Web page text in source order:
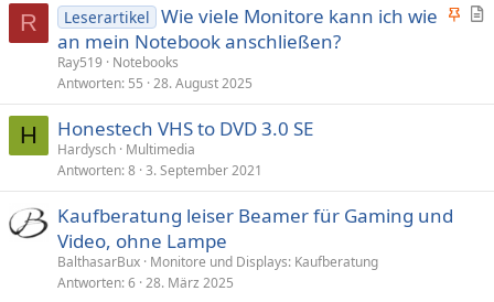
R
A
p
t
k
Leserartikel Wie viele Monitore kann ich wie
an mein Notebook anschließen?
Ray519
Notebooks
Antworten 55 28. August 2025
H Honestech VHS to DVD 3.0 SE
Hardysch Multimedia
Antworten 8 3. September 2021
Kaufberatung leiser Beamer für Gaming und
Video, ohne Lampe
BalthasarBux Monitore und Displays: Kaufberatung
Antworten 6 28. März 2025